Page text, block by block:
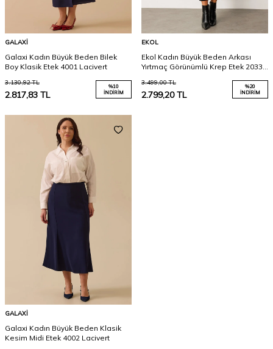
GALAXI
Galaxi Kadın Büyük Beden Bilek
Boy Klasik Etek 4001 Lacivert
3.130,92TL
2.817,83 TL
%10
İNDIRIM
EKOL
Ekol Kadın Büyük Beden Arkası
Yırtmaç Görünümlü Krep Etek 2033
3.499,00TL
2.799,20TL
%20
İNDIRIM
GALAXI
Galaxi Kadın Büyük Beden Klasik
Kesim Midi Etek 4002 Lacivert